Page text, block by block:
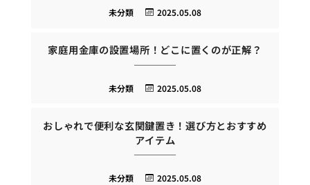
2025.05.08
未分類
家庭用金庫の設置場所！どこに置くのが正解？
2025.05.08
未分類
おしゃれで便利な玄関鍵置き！選び方とおすすめ
アイテム
2025.05.08
未分類